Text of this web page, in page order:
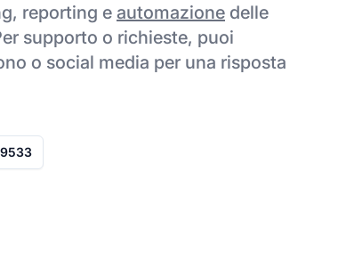
reporting e automazione delle
supporto o richieste, puoi
o social media per una risposta